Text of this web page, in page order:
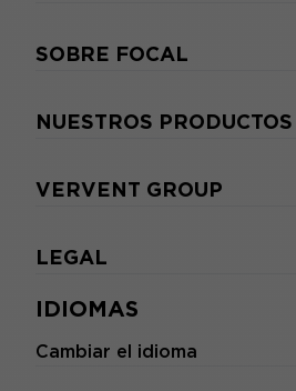
IDIOMAS
Cambiar el idioma
SOBRE FOCAL
NUESTROS PRODUCTOS
VERVENT GROUP
LEGAL